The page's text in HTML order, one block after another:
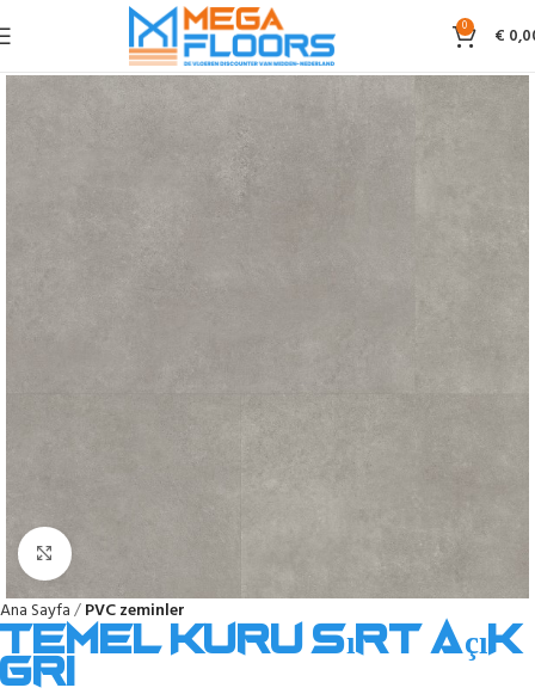
0 €
Ana Sayfa PVC zeminler
Temel kuru sırt açık
gri
Click to enlarge